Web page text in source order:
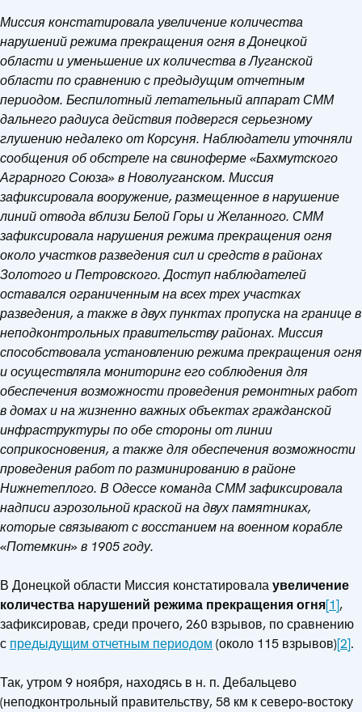
Миссия констатировала увеличение количества
нарушений режима прекращения огня в Донецкой
области и уменьшение их количества в Луганской
области по сравнению с предыдущим отчетным
периодом. Беспилотный летательный аппарат СММ
дальнего радиуса действия подвергся серьезному
глушению недалеко от Корсуня. Наблюдатели уточняли
сообщения об обстреле на свиноферме «Бахмутского
Аграрного Союза» в Новолуганском. Миссия
зафиксировала вооружение, размещенное в нарушение
линий отвода вблизи Белой Горы и Желанного. СММ
зафиксировала нарушения режима прекращения огня
около участков разведения сил и средств в районах
Золотого и Петровского. Доступ наблюдателей
оставался ограниченным на всех трех участках
разведения, а также в двух пунктах пропуска на границе в
неподконтрольных правительству районах. Миссия
способствовала установлению режима прекращения огня
и осуществляла мониторинг его соблюдения для
обеспечения возможности проведения ремонтных работ
в домах и на жизненно важных объектах гражданской
инфраструктуры по обе стороны от линии
соприкосновения, а также для обеспечения возможности
проведения работ по разминированию в районе
Нижнетеплого. В Одессе команда СММ зафиксировала
надписи аэрозольной краской на двух памятниках,
которые связывают с восстанием на военном корабле
«Потемкин» в 1905 году.
В Донецкой области Миссия констатировалаувеличение
количества нарушений режима прекращения огня[1],
зафиксировав, среди прочего, 260 взрывов, по сравнению
с предыдущим отчетным периодом (около 115 взрывов)[2].
Так, утром 9 ноября, находясь в н. п. Дебальцево
(неподконтрольный правительству, 58 км к северо-востоку